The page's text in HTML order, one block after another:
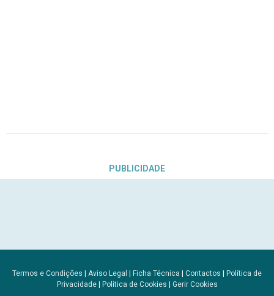
PUBLICIDADE
Termos e Condições | Aviso Legal | Ficha Técnica | Contactos | Política de
Privacidade| Política de Cookies | Gerir Cookies